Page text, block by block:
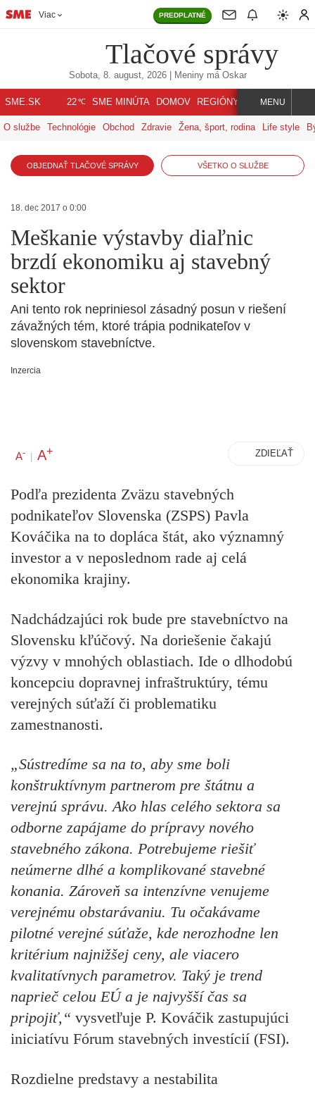
Viac PREDPLATNÉ
Tlačové správy
Sobota, 8. august, 2026| Meniny má Oskar
SME.SK 22℃ SME MINÚTA DOMOV REGIÓNY INDEX SVET
MENU
O službe Technológie Obchod Zdravie Žena, šport, rodina Life style
OBJEDNAŤ TLAČOVÉ SPRÁVY VŠETKO O SLUŽBE
18. dec 2017 o 0:00
Meškanie výstavby diaľnic
brzdí ekonomiku aj stavebný
sektor
Ani tento rok nepriniesol zásadný posun v riešení
závažných tém, ktoré trápia podnikateľov v
slovenskom stavebníctve.
Inzercia
A- | A+ ZDIEĽAŤ
Podľa prezidenta Zväzu stavebných
podnikateľov Slovenska (ZSPS) Pavla
Kováčika na to dopláca štát, ako významný
investor a v neposlednom rade aj celá
ekonomika krajiny.
Nadchádzajúci rok bude pre stavebníctvo na
Slovensku kľúčový. Na doriešenie čakajú
výzvy v mnohých oblastiach. Ide o dlhodobú
koncepciu dopravnej infraštruktúry, tému
verejných súťaží či problematiku
zamestnanosti.
„Sústredíme sa na to, aby sme boli
konštruktívnym partnerom pre štátnu a
verejnú správu. Ako hlas celého sektora sa
odborne zapájame do prípravy nového
stavebného zákona. Potrebujeme riešiť
neúmerne dlhé a komplikované stavebné
konania. Zároveň sa intenzívne venujeme
verejnému obstarávaniu. Tu očakávame
pilotné verejné súťaže, kde nerozhodne len
kritérium najnižšej ceny, ale viacero
kvalitatívnych parametrov. Taký je trend
naprieč celou EÚ a je najvyšší čas sa
pripojiť,“ vysvetľuje P. Kováčik zastupujúci
iniciatívu Fórum stavebných investícií (FSI).
Rozdielne predstavy a nestabilita